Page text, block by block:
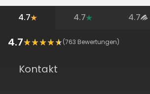
4.7 4.7 4.7
4.7 (763 Bewertungen)
Kontakt